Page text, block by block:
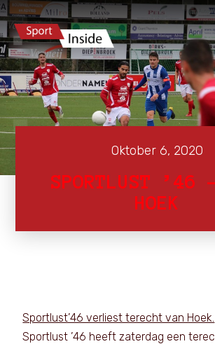
Oktober 6, 2020
SPORTLUST ’46
HOEK
Sportlust’46 verliest terecht van Hoek.
Sportlust ’46 heeft zaterdag een